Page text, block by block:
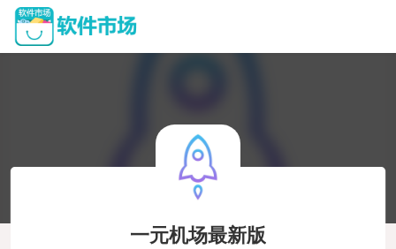
一元机场最新版